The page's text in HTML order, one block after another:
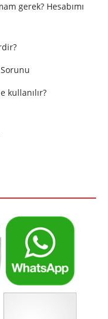
gerek? Hesabımı
kullanılır?